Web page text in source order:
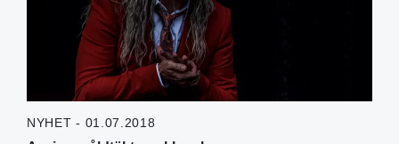
NYHET - 01.07.2018